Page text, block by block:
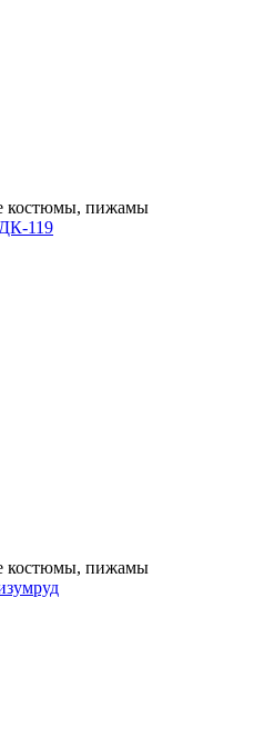
костюмы, пижамы
119
костюмы, пижамы